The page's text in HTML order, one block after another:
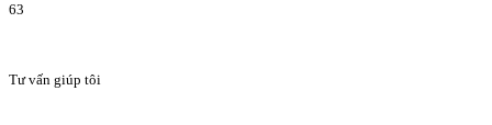
63
Tư vấn giúp tôi